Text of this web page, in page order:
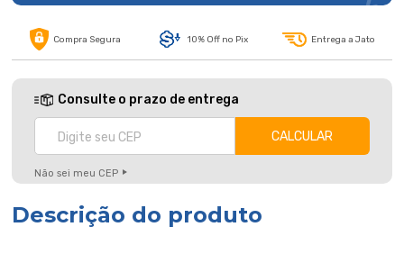
Compra Segura 10% Off no Pix Entrega a Jato
Consulte o prazo de entrega
Não sei meu CEP
Descrição do produto